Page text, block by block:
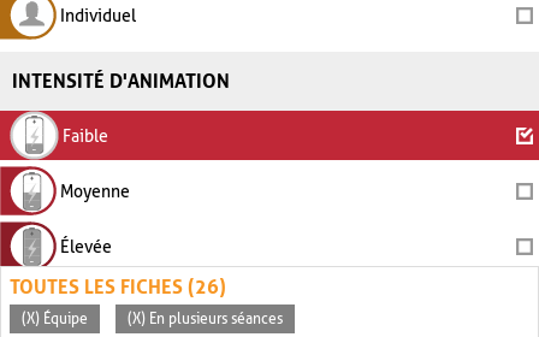
Individuel
INTENSITÉ D'ANIMATION
Faible
Moyenne
Élevée
TOUTES LES FICHES (26)
(X) Équipe (X) En plusieurs séances